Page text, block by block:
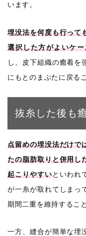
います。
埋没法を何度も行って
選択した方がよいケ
し、皮下組織の癒着を
にもとのまぶたに戻る
抜糸した後も
点留めの埋没法だけで
たの脂肪取りと併用し
起こりやすいといわれ
が一糸が取れてしまっ
期間二重を維持するこ
一方、縫合が簡単な埋